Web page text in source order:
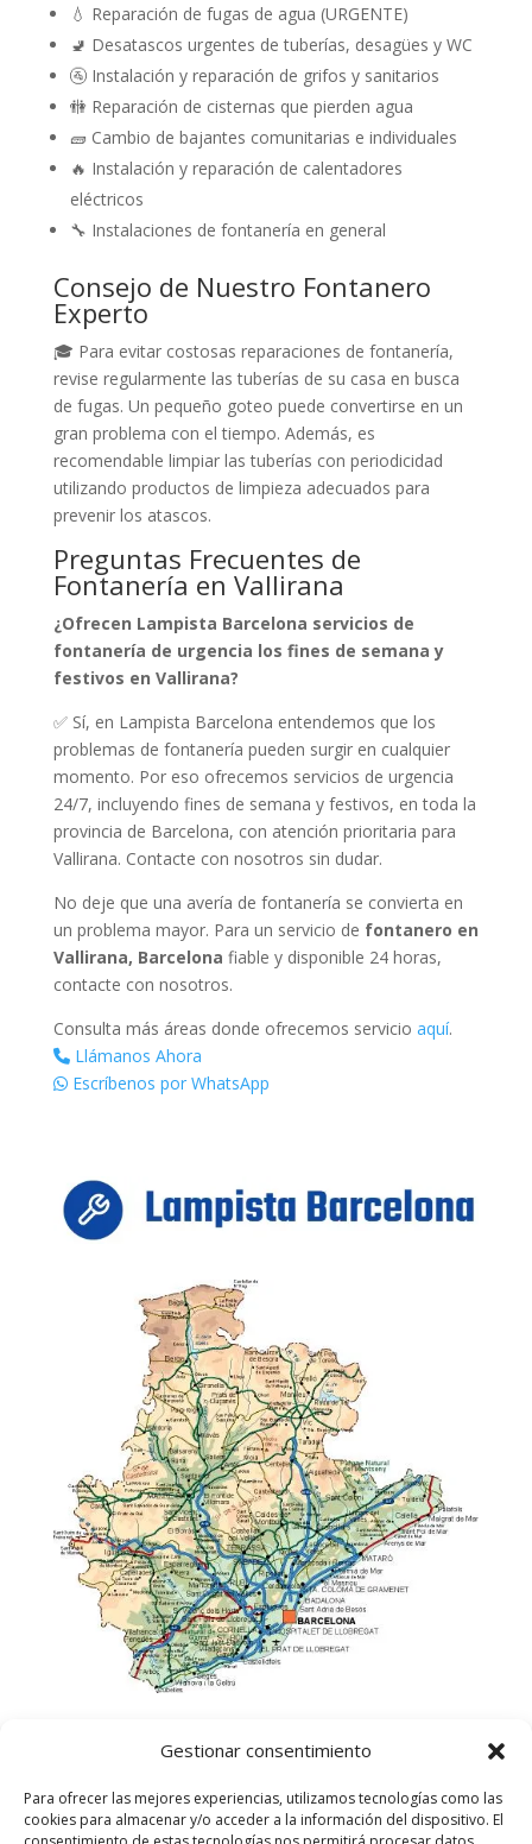
Gestionar consentimiento
Para ofrecer las mejores experiencias, utilizamos tecnologías como las
cookies para almacenar y/o acceder a la información del dispositivo. El
💧 Reparación de fugas de agua (URGENTE)
🚽 Desatascos urgentes de tuberías, desagües y WC
🚰 Instalación y reparación de grifos y sanitarios
🚻 Reparación de cisternas que pierden agua
🧱 Cambio de bajantes comunitarias e individuales
🔥 Instalación y reparación de calentadores
eléctricos
🔧 Instalaciones de fontanería en general
Consejo de Nuestro Fontanero
Experto
🎓 Para evitar costosas reparaciones de fontanería,
revise regularmente las tuberías de su casa en busca
de fugas. Un pequeño goteo puede convertirse en un
gran problema con el tiempo. Además, es
recomendable limpiar las tuberías con periodicidad
utilizando productos de limpieza adecuados para
prevenir los atascos.
Preguntas Frecuentes de
Fontanería en Vallirana
¿Ofrecen Lampista Barcelona servicios de
fontanería de urgencia los fines de semana y
festivos en Vallirana?
✅ Sí, en Lampista Barcelona entendemos que los
problemas de fontanería pueden surgir en cualquier
momento. Por eso ofrecemos servicios de urgencia
24/7, incluyendo fines de semana y festivos, en toda la
provincia de Barcelona, con atención prioritaria para
Vallirana. Contacte con nosotros sin dudar.
No deje que una avería de fontanería se convierta en
un problema mayor. Para un servicio de fontanero en
Vallirana, Barcelona fiable y disponible 24 horas,
contacte con nosotros.
Consulta más áreas donde ofrecemos servicio aquí.
Llámanos Ahora
Escríbenos por WhatsApp